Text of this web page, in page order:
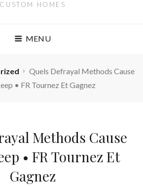
HOMES
MENU
Quels Defrayal Methods Cause
• FR Tournez Et Gagnez
Methods Cause
• FR Tournez Et
Gagnez